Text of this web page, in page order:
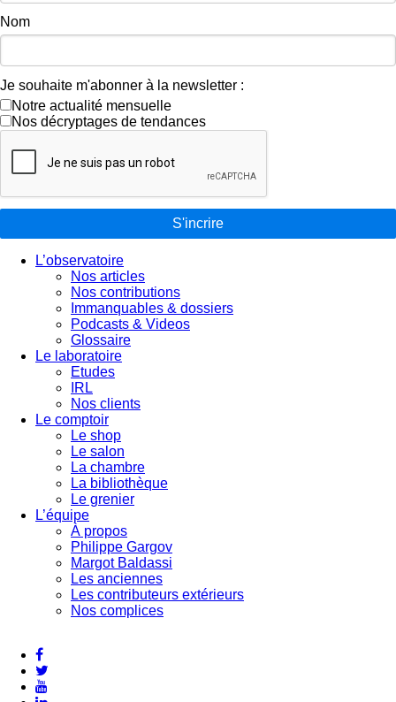
Nom
Je souhaite m'abonner à la newsletter :
Notre actualité mensuelle
Nos décryptages de tendances
S'incrire
L’observatoire
Nos articles
Nos contributions
Immanquables & dossiers
Podcasts & Videos
Glossaire
Le laboratoire
Etudes
IRL
Nos clients
Le comptoir
Le shop
Le salon
La chambre
La bibliothèque
Le grenier
L’équipe
À propos
Philippe Gargov
Margot Baldassi
Les anciennes
Les contributeurs extérieurs
Nos complices